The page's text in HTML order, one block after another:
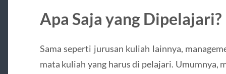
Apa Saja yang Dipelajari?
Sama seperti jurusan kuliah lainnya,
mata kuliah yang harus di pelajari. Umumnya,